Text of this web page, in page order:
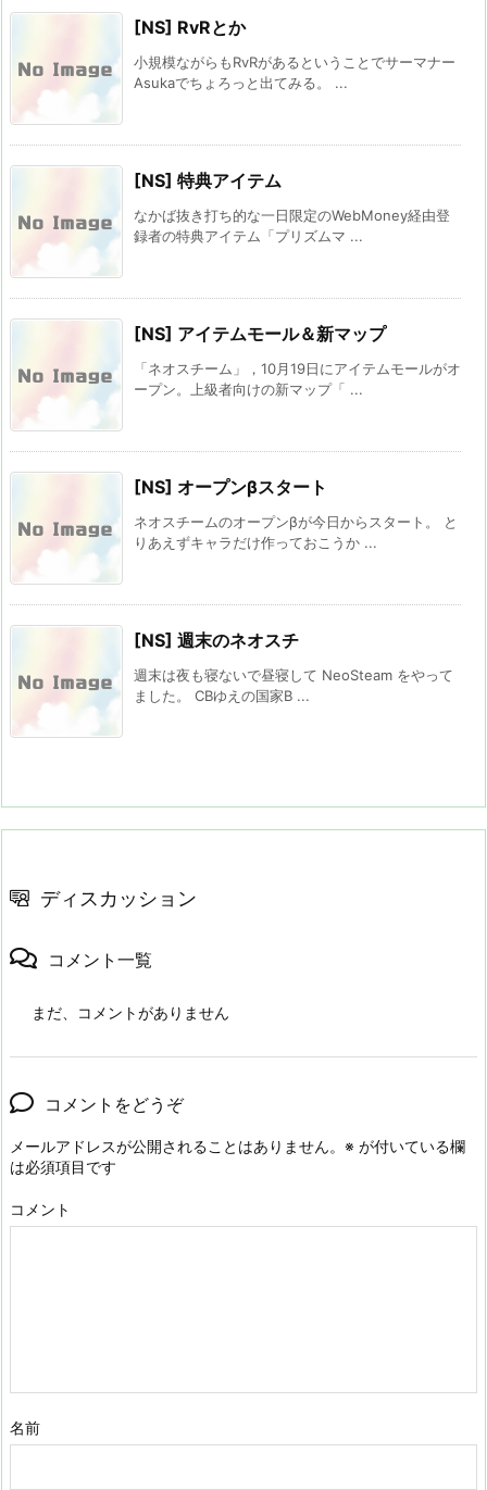
[NS] RvRとか
小規模ながらもRvRがあるということでサーマナー
Asukaでちょろっと出てみる。 ...
[NS] 特典アイテム
なかば抜き打ち的な一日限定のWebMoney経由登
録者の特典アイテム「プリズムマ ...
[NS] アイテムモール＆新マップ
「ネオスチーム」，10月19日にアイテムモールがオ
ープン。上級者向けの新マップ「 ...
[NS] オープンβスタート
ネオスチームのオープンβが今日からスタート。 と
りあえずキャラだけ作っておこうか ...
[NS] 週末のネオスチ
週末は夜も寝ないで昼寝して NeoSteam をやって
ました。 CBゆえの国家B ...
ディスカッション
コメント一覧
まだ、コメントがありません
コメントをどうぞ
メールアドレスが公開されることはありません。 ※ が付いている欄
は必須項目です
コメント
名前